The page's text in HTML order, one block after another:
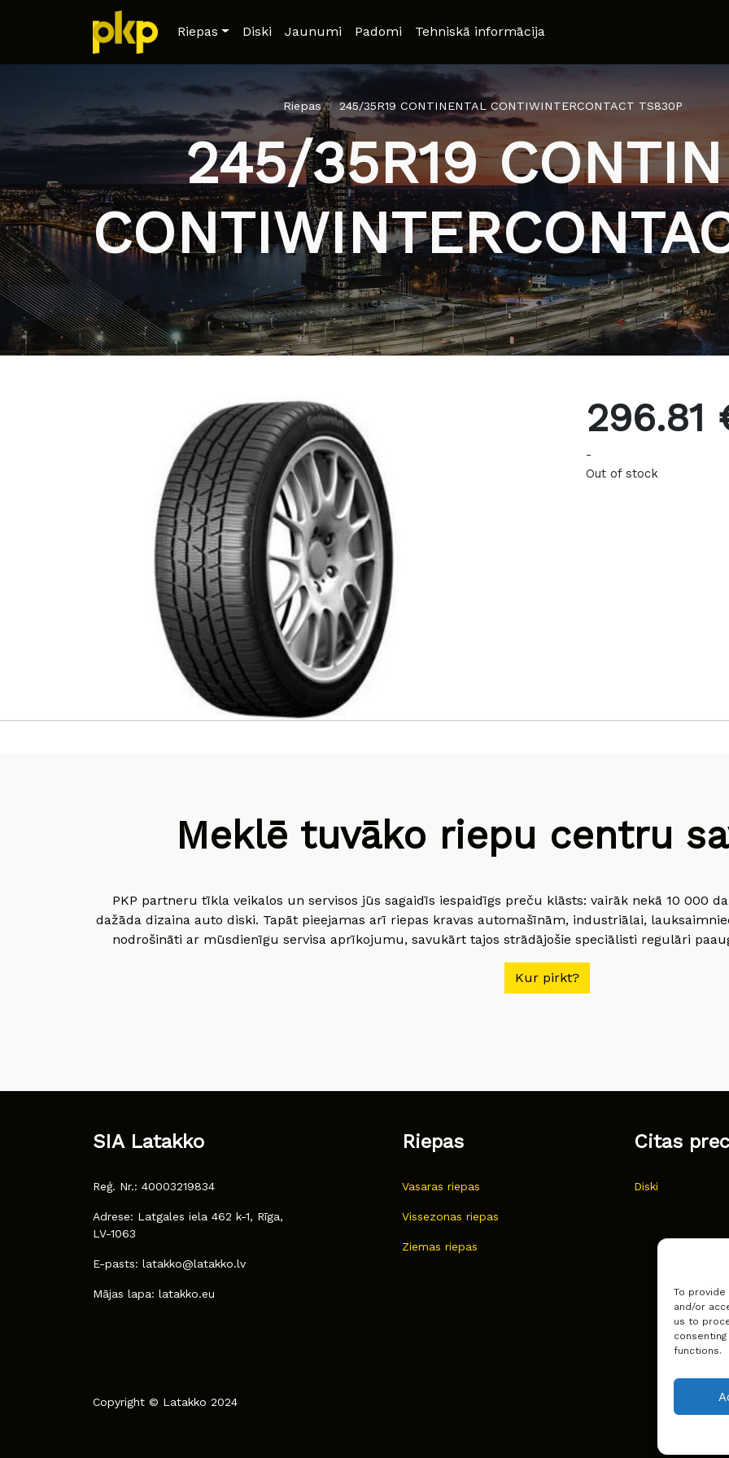
To
and/or
us to
functions.
Riepas Diski Jaunumi Padomi Tehniskā informācija
Riepas 245/35R19 CONTINENTAL CONTIWINTERCONTACT TS830P
245/35R19
296.81
-
Out of stock
Meklē tuvāko riepu centru
PKP partneru tīkla veikalos un servisos jūs sagaidīs iespaidīgs preču klāsts: vairāk nekā 10 000
dažāda dizaina auto diski. Tapāt pieejamas arī riepas kravas automašīnām, industriālai,
nodrošināti ar mūsdienīgu servisa aprīkojumu, savukārt tajos strādājošie speciālisti regulāri
Kur pirkt?
SIA Latakko
Reģ. Nr.: 40003219834
Adrese: Latgales iela 462 k-1, Rīga,
LV-1063
E-pasts: latakko@latakko.lv
Mājas lapa: latakko.eu
Riepas
Vasaras riepas
Vissezonas riepas
Ziemas riepas
Citas
Diski
Copyright © Latakko 2024